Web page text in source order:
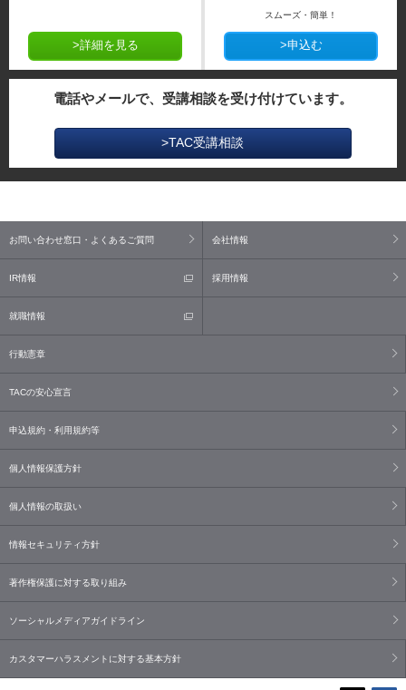
>詳細を見る
スムーズ・簡単！
>申込む
電話やメールで、受講相談を受け付けています。
>TAC受講相談
お問い合わせ窓口・よくあるご質問 会社情報
IR情報 採用情報
就職情報
行動憲章
TACの安心宣言
申込規約・利用規約等
個人情報保護方針
個人情報の取扱い
情報セキュリティ方針
著作権保護に対する取り組み
ソーシャルメディアガイドライン
カスタマーハラスメントに対する基本方針